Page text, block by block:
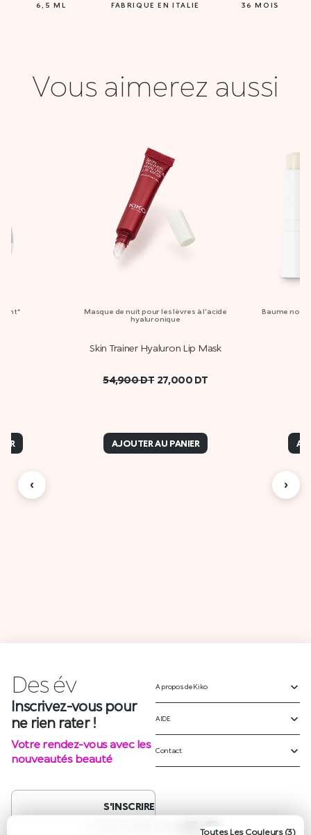
Toutes Les Couleurs (3)
6,5 ML FABRIQUE EN ITALIE 36 MOIS
Vous aimerez aussi
Masque de nuit pour les lèvres à l'acide
hyaluronique
Skin Trainer Hyaluron Lip Mask
54,900DT
initial
était :
54,900 DT.
27,000 DT
AJOUTER AU PANIER
Baume
‹ ›
Desév
Inscrivez-vous pour
ne rien rater !
Votre rendez-vous avec les
nouveautés beauté
S'INSCRIRE
A propos de Kiko
AIDE
Contact